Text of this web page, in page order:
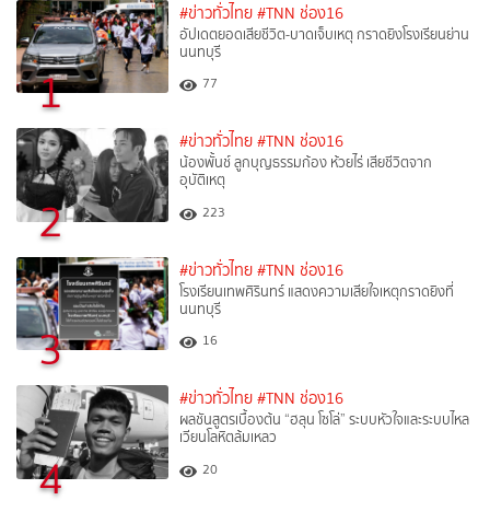
1
#ข่าวทั่วไทย #TNN ช่อง16
อัปเดตยอดเสียชีวิต-บาดเจ็บเหตุ กราดยิงโรงเรียนย่าน
นนทบุรี
77
2
#ข่าวทั่วไทย #TNN ช่อง16
น้องพั้นช์ ลูกบุญธรรมก้อง ห้วยไร่ เสียชีวิตจาก
อุบัติเหตุ
223
3
#ข่าวทั่วไทย #TNN ช่อง16
โรงเรียนเทพศิรินทร์ แสดงความเสียใจเหตุกราดยิงที่
นนทบุรี
16
4
#ข่าวทั่วไทย #TNN ช่อง16
ผลชันสูตรเบื้องต้น “ฮลุน โซโล่” ระบบหัวใจและระบบไหล
เวียนโลหิตล้มเหลว
20